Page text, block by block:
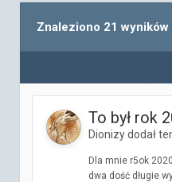
Znaleziono 21 wyników
To był rok
Dionizy dodał
Dla mnie r5ok
dwa dość długie